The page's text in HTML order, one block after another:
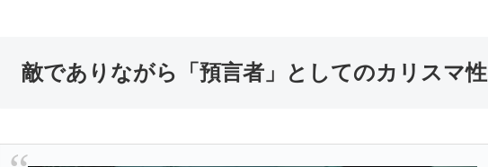
敵でありながら「預言者」としてのカリスマ性